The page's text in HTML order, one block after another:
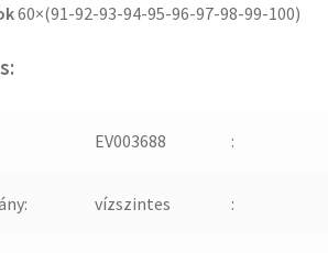
60×(91-92-93-94-95-96-97-98-99-100)
EV003688 :
vízszintes :